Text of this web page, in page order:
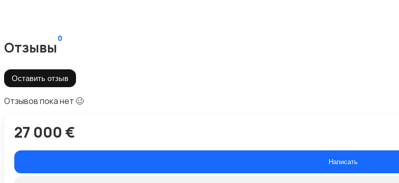
Отзывы
0
Оставить отзыв
Отзывов пока нет 🥴
27 000 €
Написать